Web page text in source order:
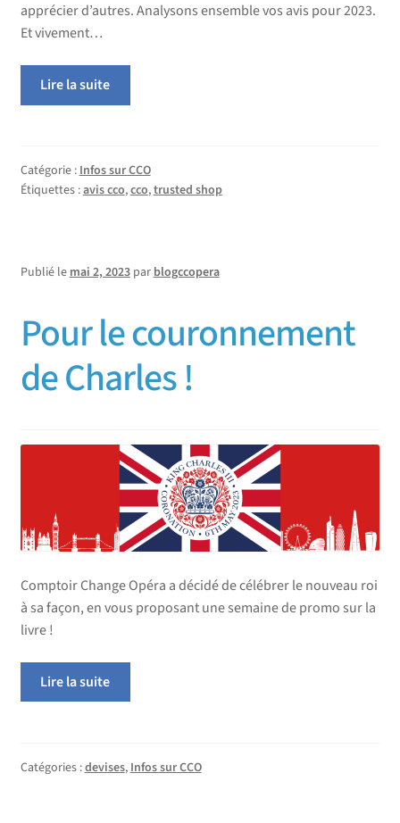
apprécier d’autres. Analysons ensemble vos avis pour 2023.
Et vivement…
Lire la suite
Catégorie : Infos sur CCO
Étiquettes :avis cco,cco,trusted shop
Publié le mai 2, 2023 par blogccopera
Pour le couronnement
de Charles !
Comptoir Change Opéra a décidé de célébrer le nouveau roi
à sa façon, en vous proposant une semaine de promo sur la
livre !
Lire la suite
Catégories :devises, Infos sur CCO